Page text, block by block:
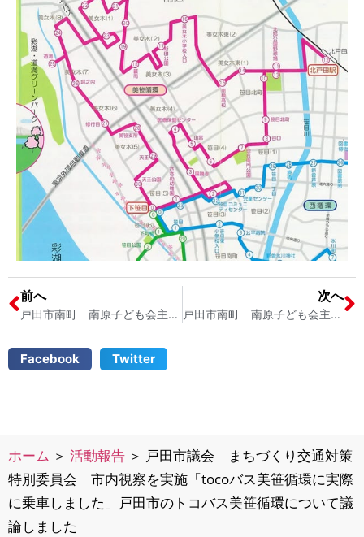
前へ
戸田市南町 南原子ども会主催の「ちびっこプール」 オープンしてます 戸田市議会議員 宮内そうこ
次へ
戸田市南町 南原子ども会主催の「ちびっこプール」オープンしています 戸田市議会議員 宮内そうこ
Facebook Twitter
ホーム ＞ 活動報告 ＞ 戸田市議会 まちづくり交通対策
特別委員会 市内視察を実施「tocoバス美笹循環に実際
に乗車しました」戸田市のトコバス美笹循環について議
論しました